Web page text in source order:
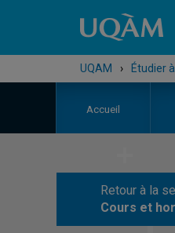
UQAM › Étudier
Accueil
Retour à la
Cours et